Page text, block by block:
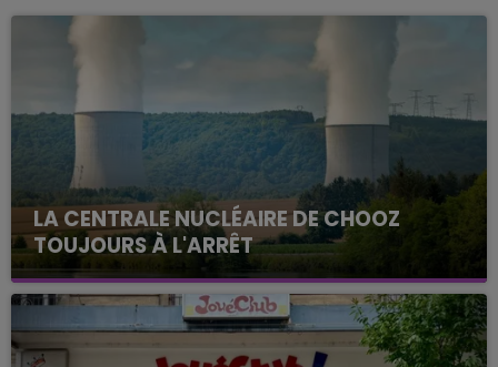
LA CENTRALE NUCLÉAIRE DE CHOOZ
TOUJOURS À L'ARRÊT
Cela fait déjà une semaine que la centrale
nucléaire ardennaise est à l'arrêt. Une situation
justifiée par la sécheresse intense qui est toujours
présente.